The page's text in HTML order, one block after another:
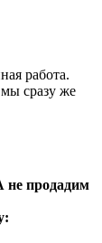
работа.
сразу же
продадим